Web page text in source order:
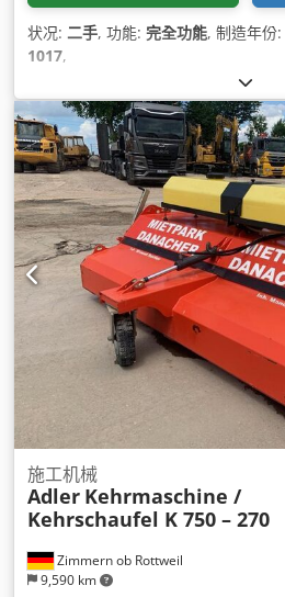
状况: 二手, 功能: 完全功能, 制造年份:
1017,
Zimmern ob Rottweil
9,590 km
施工机械
Adler Kehrmaschine /
Kehrschaufel K 750 – 270